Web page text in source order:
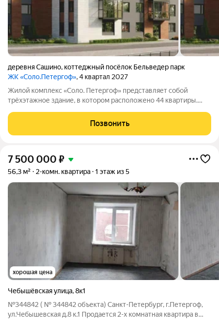
деревня Сашино, коттеджный посёлок Бельведер парк
ЖК «Соло.Петергоф», 4 квартал 2027
Жилой комплекс «Соло. Петергоф» представляет собой
трёхэтажное здание, в котором расположено 44 квартиры.
близости к Петергофу и удобным
Позвонить
7 500 000 ₽
56,3 м² 2-комн. квартира 1 этаж из 5
хорошая цена
Чебышёвская улица,8к1
№344842 ( № 344842 объекта) Санкт-Петербург, г.Петергоф,
ул.Чебышевская д.8 к.1 Продается 2-х комнатная квартира в